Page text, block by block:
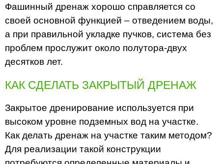
Фашинный дренаж хорошо справляется со
своей основной функцией – отведением воды,
а при правильной укладке пучков, система без
проблем прослужит около полутора-двух
десятков лет.
КАК СДЕЛАТЬ ЗАКРЫТЫЙ ДРЕНАЖ
Закрытое дренирование используется при
высоком уровне подземных вод на участке.
Как делать дренаж на участке таким методом?
Для реализации такой конструкции